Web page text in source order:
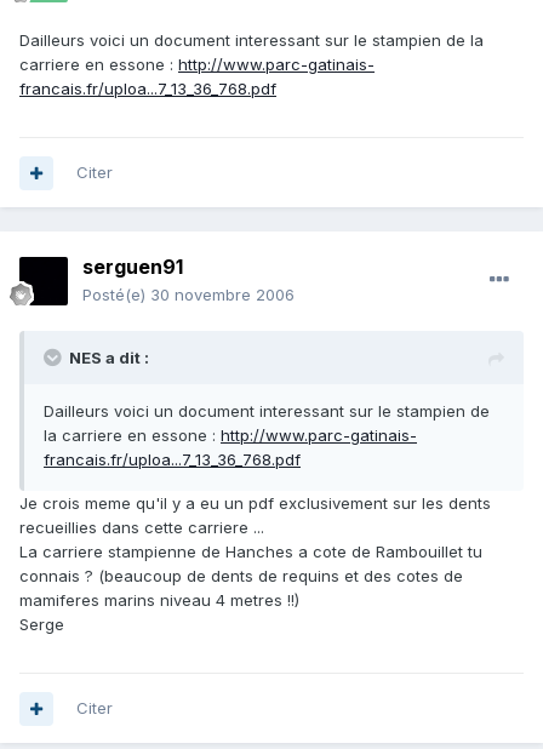
Dailleurs voici un document interessant sur le stampien de la
carriere en essone : http://www.parc-gatinais-
francais.fr/uploa...7_13_36_768.pdf
Citer
serguen91
Posté(e) 30 novembre 2006
NES a dit :
Dailleurs voici un document interessant sur le stampien de
la carriere en essone : http://www.parc-gatinais-
francais.fr/uploa...7_13_36_768.pdf
Je crois meme qu'il y a eu un pdf exclusivement sur les dents
recueillies dans cette carriere ...
La carriere stampienne de Hanches a cote de Rambouillet tu
connais ? (beaucoup de dents de requins et des cotes de
mamiferes marins niveau 4 metres !!)
Serge
Citer